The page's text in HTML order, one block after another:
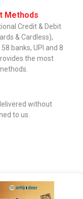
Methods
Credit & Debit
& Cardless),
banks, UPI and 8
the most
without
to us.